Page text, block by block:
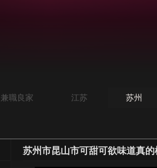
職良家 江苏 苏州
苏州市昆山市可甜可欲味道真的